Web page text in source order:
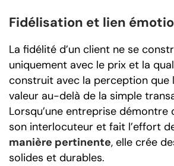
Fidélisation et lien
La fidélité d’un client ne se
uniquement avec le prix et la
construit avec la perception que
valeur au-delà de la simple
Lorsqu’une entreprise démontre
son interlocuteur et fait l’effort
manière pertinente, elle crée
solides et durables.